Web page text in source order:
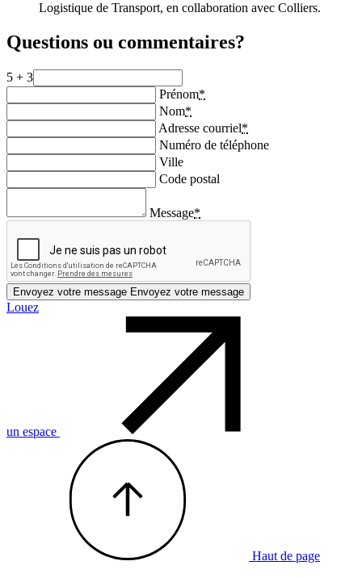
Logistique de Transport, en collaboration avec Colliers.
Questions ou commentaires?
5 + 3
Prénom*
Nom*
Adresse courriel*
Numéro de téléphone
Ville
Code postal
Message*
Envoyez votre message Envoyez votre message
Louez
un espace
Haut de page